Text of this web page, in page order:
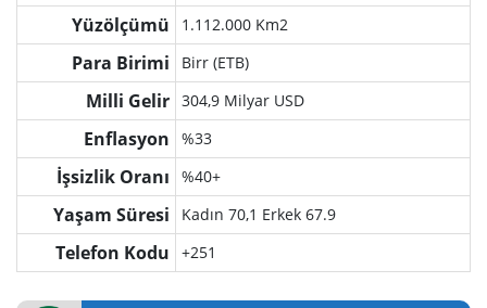
Yüzölçümü 1.112.000 Km2
Para Birimi Birr (ETB)
Milli Gelir 304,9 Milyar USD
Enflasyon %33
İşsizlik Oranı %40+
Yaşam Süresi Kadın 70,1 Erkek 67.9
Telefon Kodu +251